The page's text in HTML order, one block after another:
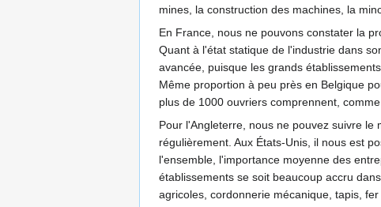
mines, la construction des machines, la
En France, nous ne pouvons constater la
Quant à l'état statique de l'industrie dans
avancée, puisque les grands
Même proportion à peu près en Belgique
plus de 1000 ouvriers comprennent,
Pour l'Angleterre, nous ne pouvez suivre
régulièrement. Aux États-Unis, il nous est
l'ensemble, l'importance moyenne des
établissements se soit beaucoup accru
agricoles, cordonnerie mécanique, tapis,